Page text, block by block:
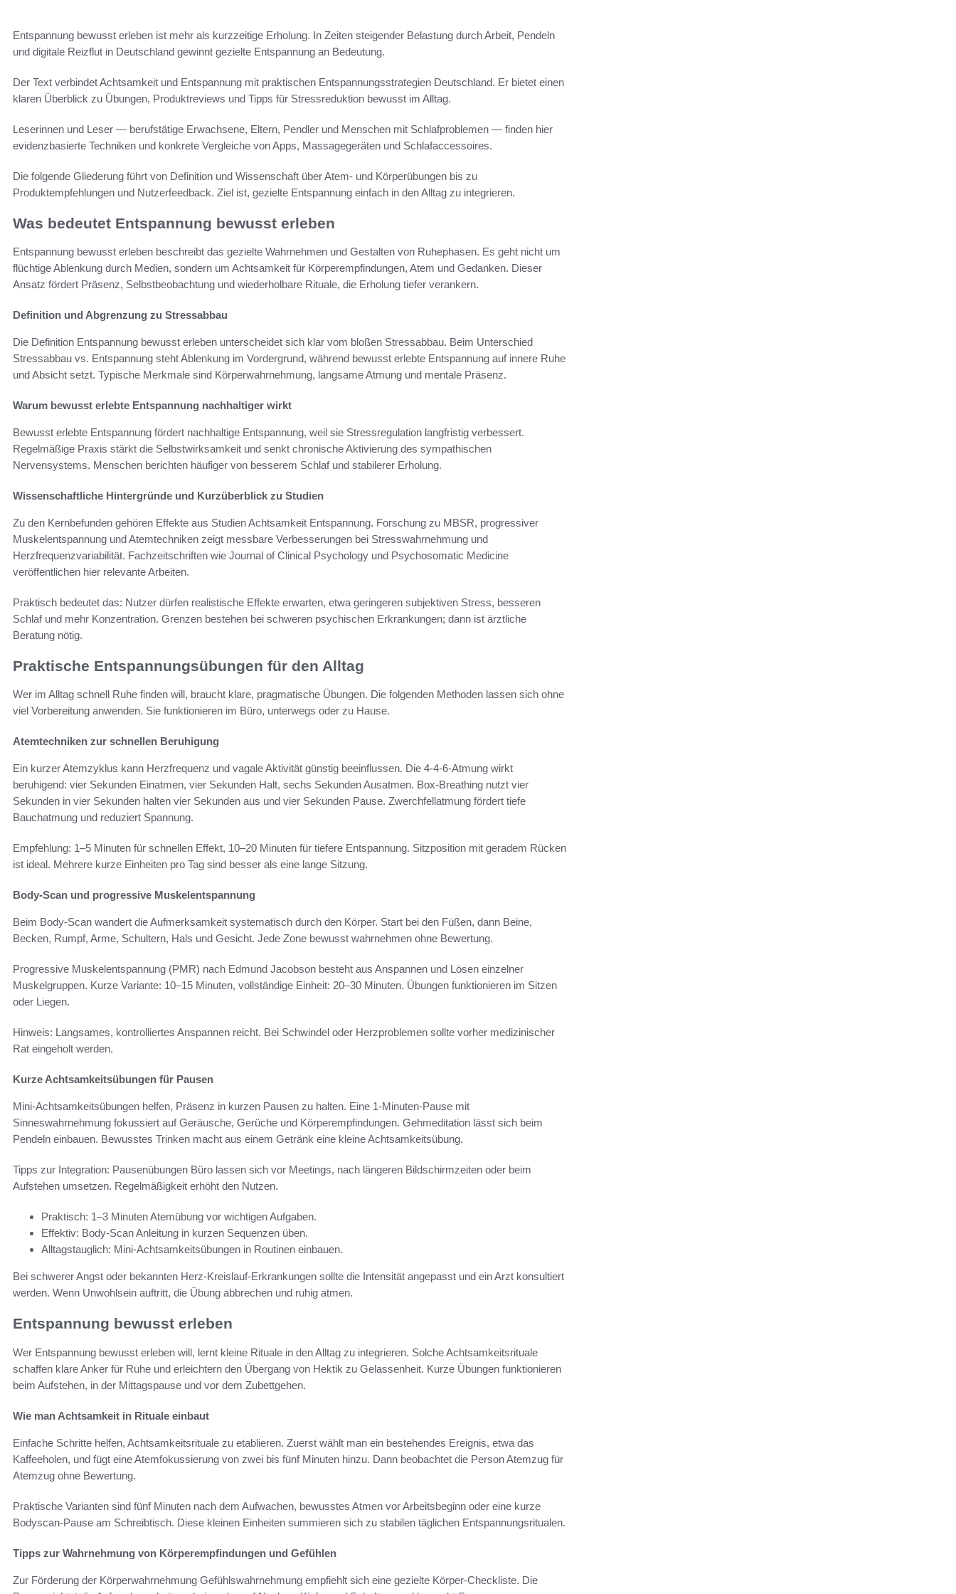
Entspannung bewusst erleben ist mehr als kurzzeitige Erholung. In Zeiten steigender Belastung durch Arbeit, Pendeln
und digitale Reizflut in Deutschland gewinnt gezielte Entspannung an Bedeutung.
Der Text verbindet Achtsamkeit und Entspannung mit praktischen Entspannungsstrategien Deutschland. Er bietet einen
klaren Überblick zu Übungen, Produktreviews und Tipps für Stressreduktion bewusst im Alltag.
Leserinnen und Leser — berufstätige Erwachsene, Eltern, Pendler und Menschen mit Schlafproblemen — finden hier
evidenzbasierte Techniken und konkrete Vergleiche von Apps, Massagegeräten und Schlafaccessoires.
Die folgende Gliederung führt von Definition und Wissenschaft über Atem- und Körperübungen bis zu
Produktempfehlungen und Nutzerfeedback. Ziel ist, gezielte Entspannung einfach in den Alltag zu integrieren.
Was bedeutet Entspannung bewusst erleben
Entspannung bewusst erleben beschreibt das gezielte Wahrnehmen und Gestalten von Ruhephasen. Es geht nicht um
flüchtige Ablenkung durch Medien, sondern um Achtsamkeit für Körperempfindungen, Atem und Gedanken. Dieser
Ansatz fördert Präsenz, Selbstbeobachtung und wiederholbare Rituale, die Erholung tiefer verankern.
Definition und Abgrenzung zu Stressabbau
Die Definition Entspannung bewusst erleben unterscheidet sich klar vom bloßen Stressabbau. Beim Unterschied
Stressabbau vs. Entspannung steht Ablenkung im Vordergrund, während bewusst erlebte Entspannung auf innere Ruhe
und Absicht setzt. Typische Merkmale sind Körperwahrnehmung, langsame Atmung und mentale Präsenz.
Warum bewusst erlebte Entspannung nachhaltiger wirkt
Bewusst erlebte Entspannung fördert nachhaltige Entspannung, weil sie Stressregulation langfristig verbessert.
Regelmäßige Praxis stärkt die Selbstwirksamkeit und senkt chronische Aktivierung des sympathischen
Nervensystems. Menschen berichten häufiger von besserem Schlaf und stabilerer Erholung.
Wissenschaftliche Hintergründe und Kurzüberblick zu Studien
Zu den Kernbefunden gehören Effekte aus Studien Achtsamkeit Entspannung. Forschung zu MBSR, progressiver
Muskelentspannung und Atemtechniken zeigt messbare Verbesserungen bei Stresswahrnehmung und
Herzfrequenzvariabilität. Fachzeitschriften wie Journal of Clinical Psychology und Psychosomatic Medicine
veröffentlichen hier relevante Arbeiten.
Praktisch bedeutet das: Nutzer dürfen realistische Effekte erwarten, etwa geringeren subjektiven Stress, besseren
Schlaf und mehr Konzentration. Grenzen bestehen bei schweren psychischen Erkrankungen; dann ist ärztliche
Beratung nötig.
Praktische Entspannungsübungen für den Alltag
Wer im Alltag schnell Ruhe finden will, braucht klare, pragmatische Übungen. Die folgenden Methoden lassen sich ohne
viel Vorbereitung anwenden. Sie funktionieren im Büro, unterwegs oder zu Hause.
Atemtechniken zur schnellen Beruhigung
Ein kurzer Atemzyklus kann Herzfrequenz und vagale Aktivität günstig beeinflussen. Die 4-4-6-Atmung wirkt
beruhigend: vier Sekunden Einatmen, vier Sekunden Halt, sechs Sekunden Ausatmen. Box-Breathing nutzt vier
Sekunden in vier Sekunden halten vier Sekunden aus und vier Sekunden Pause. Zwerchfellatmung fördert tiefe
Bauchatmung und reduziert Spannung.
Empfehlung: 1–5 Minuten für schnellen Effekt, 10–20 Minuten für tiefere Entspannung. Sitzposition mit geradem Rücken
ist ideal. Mehrere kurze Einheiten pro Tag sind besser als eine lange Sitzung.
Body-Scan und progressive Muskelentspannung
Beim Body-Scan wandert die Aufmerksamkeit systematisch durch den Körper. Start bei den Füßen, dann Beine,
Becken, Rumpf, Arme, Schultern, Hals und Gesicht. Jede Zone bewusst wahrnehmen ohne Bewertung.
Progressive Muskelentspannung (PMR) nach Edmund Jacobson besteht aus Anspannen und Lösen einzelner
Muskelgruppen. Kurze Variante: 10–15 Minuten, vollständige Einheit: 20–30 Minuten. Übungen funktionieren im Sitzen
oder Liegen.
Hinweis: Langsames, kontrolliertes Anspannen reicht. Bei Schwindel oder Herzproblemen sollte vorher medizinischer
Rat eingeholt werden.
Kurze Achtsamkeitsübungen für Pausen
Mini-Achtsamkeitsübungen helfen, Präsenz in kurzen Pausen zu halten. Eine 1-Minuten-Pause mit
Sinneswahrnehmung fokussiert auf Geräusche, Gerüche und Körperempfindungen. Gehmeditation lässt sich beim
Pendeln einbauen. Bewusstes Trinken macht aus einem Getränk eine kleine Achtsamkeitsübung.
Tipps zur Integration: Pausenübungen Büro lassen sich vor Meetings, nach längeren Bildschirmzeiten oder beim
Aufstehen umsetzen. Regelmäßigkeit erhöht den Nutzen.
Praktisch: 1–3 Minuten Atemübung vor wichtigen Aufgaben.
Effektiv: Body-Scan Anleitung in kurzen Sequenzen üben.
Alltagstauglich: Mini-Achtsamkeitsübungen in Routinen einbauen.
Bei schwerer Angst oder bekannten Herz-Kreislauf-Erkrankungen sollte die Intensität angepasst und ein Arzt konsultiert
werden. Wenn Unwohlsein auftritt, die Übung abbrechen und ruhig atmen.
Entspannung bewusst erleben
Wer Entspannung bewusst erleben will, lernt kleine Rituale in den Alltag zu integrieren. Solche Achtsamkeitsrituale
schaffen klare Anker für Ruhe und erleichtern den Übergang von Hektik zu Gelassenheit. Kurze Übungen funktionieren
beim Aufstehen, in der Mittagspause und vor dem Zubettgehen.
Wie man Achtsamkeit in Rituale einbaut
Einfache Schritte helfen, Achtsamkeitsrituale zu etablieren. Zuerst wählt man ein bestehendes Ereignis, etwa das
Kaffeeholen, und fügt eine Atemfokussierung von zwei bis fünf Minuten hinzu. Dann beobachtet die Person Atemzug für
Atemzug ohne Bewertung.
Praktische Varianten sind fünf Minuten nach dem Aufwachen, bewusstes Atmen vor Arbeitsbeginn oder eine kurze
Bodyscan-Pause am Schreibtisch. Diese kleinen Einheiten summieren sich zu stabilen täglichen Entspannungsritualen.
Tipps zur Wahrnehmung von Körperempfindungen und Gefühlen
Zur Förderung der Körperwahrnehmung Gefühlswahrnehmung empfiehlt sich eine gezielte Körper-Checkliste. Die